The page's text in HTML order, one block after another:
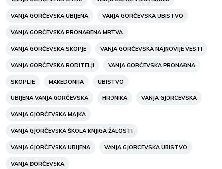
VANJA GORČEVSKA UBIJENA VANJA GORČEVSKA UBISTVO
VANJA GORČEVSKA PRONAĐENA MRTVA
VANJA GORČEVSKA SKOPJE VANJA GORČEVSKA NAJNOVIJE VESTI
VANJA GORČEVSKA RODITELJI VANJA GORČEVSKA PRONAĐNA
SKOPLJE MAKEDONIJA UBISTVO
UBIJENA VANJA GORČEVSKA HRONIKA VANJA GJORCEVSKA
VANJA GJORČEVSKA MAJKA
VANJA GJORČEVSKA ŠKOLA KNJIGA ŽALOSTI
VANJA GJORČEVSKA UBIJENA VANJA GJORCEVSKA UBISTVO
VANJA ĐORČEVSKA